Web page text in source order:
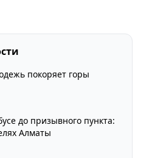
покоряет горы
до призывного пункта:
Алматы